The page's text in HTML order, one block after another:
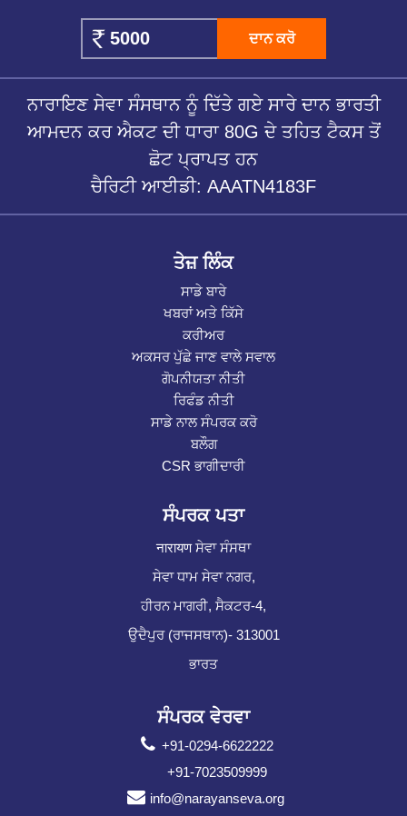
ਦਾਨ ਕਰੋ
ਨਾਰਾਇਣ ਸੇਵਾ ਸੰਸਥਾਨ ਨੂੰ ਦਿੱਤੇ ਗਏ ਸਾਰੇ ਦਾਨ ਭਾਰਤੀ
ਆਮਦਨ ਕਰ ਐਕਟ ਦੀ ਧਾਰਾ 80G ਦੇ ਤਹਿਤ ਟੈਕਸ ਤੋਂ
ਛੋਟ ਪ੍ਰਾਪਤ ਹਨ
ਚੈਰਿਟੀ ਆਈਡੀ: AAATN4183F
ਤੇਜ਼ ਲਿੰਕ
ਸਾਡੇ ਬਾਰੇ
ਖਬਰਾਂ ਅਤੇ ਕਿੱਸੇ
ਕਰੀਅਰ
ਅਕਸਰ ਪੁੱਛੇ ਜਾਣ ਵਾਲੇ ਸਵਾਲ
ਗੋਪਨੀਯਤਾ ਨੀਤੀ
ਰਿਫੰਡ ਨੀਤੀ
ਸਾਡੇ ਨਾਲ ਸੰਪਰਕ ਕਰੋ
ਬਲੌਗ
CSR ਭਾਗੀਦਾਰੀ
ਸੰਪਰਕ ਪਤਾ
नारायण ਸੇਵਾ ਸੰਸਥਾ
ਸੇਵਾ ਧਾਮ ਸੇਵਾ ਨਗਰ,
ਹੀਰਨ ਮਾਗਰੀ, ਸੈਕਟਰ-4,
ਉਦੈਪੁਰ (ਰਾਜਸਥਾਨ)- 313001
ਭਾਰਤ
ਸੰਪਰਕ ਵੇਰਵਾ
+91-0294-6622222
+91-7023509999
info@narayanseva.org